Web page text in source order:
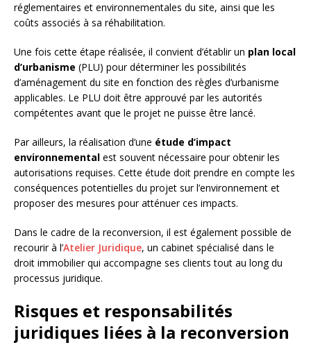
réglementaires et environnementales du site, ainsi que les
coûts associés à sa réhabilitation.
Une fois cette étape réalisée, il convient d’établir un plan local
d’urbanisme (PLU) pour déterminer les possibilités
d’aménagement du site en fonction des règles d’urbanisme
applicables. Le PLU doit être approuvé par les autorités
compétentes avant que le projet ne puisse être lancé.
Par ailleurs, la réalisation d’une étude d’impact
environnemental est souvent nécessaire pour obtenir les
autorisations requises. Cette étude doit prendre en compte les
conséquences potentielles du projet sur l’environnement et
proposer des mesures pour atténuer ces impacts.
Dans le cadre de la reconversion, il est également possible de
recourir à l’Atelier Juridique, un cabinet spécialisé dans le
droit immobilier qui accompagne ses clients tout au long du
processus juridique.
Risques et responsabilités
juridiques liées à la reconversion